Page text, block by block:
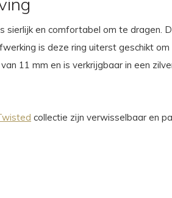
sierlijk en comfortabel om te dragen.
is deze ring uiterst geschikt
11 mm en is verkrijgbaar in een
collectie zijn verwisselbaar en